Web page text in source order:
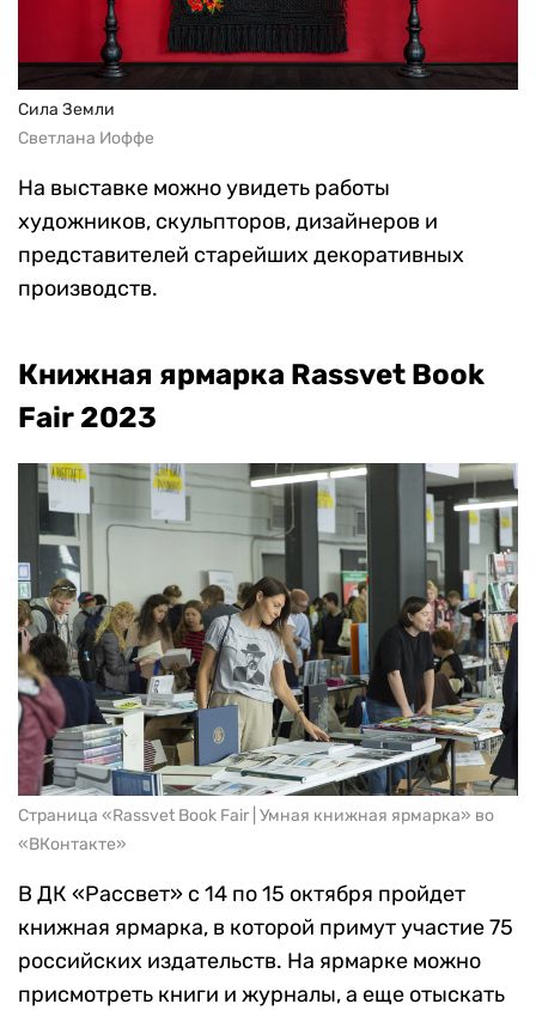
Сила Земли
Светлана Иоффе
На выставке можно увидеть работы
художников, скульпторов, дизайнеров и
представителей старейших декоративных
производств.
Книжная ярмарка Rassvet Book
Fair 2023
Страница «Rassvet Book Fair | Умная книжная ярмарка» во
«ВКонтакте»
В ДК «Рассвет» с 14 по 15 октября пройдет
книжная ярмарка, в которой примут участие 75
российских издательств. На ярмарке можно
присмотреть книги и журналы, а еще отыскать